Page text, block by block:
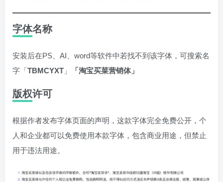
字体名称
安装后在PS、AI、word等软件中若找不到该字体，可搜索名
字「TBMCYXT 」 「淘宝买菜营销体」
版权许可
根据作者发布字体页面的声明，这款字体完全免费公开，个
人和企业都可以免费使用本款字体，包含商业用途，但禁止
用于违法用途。